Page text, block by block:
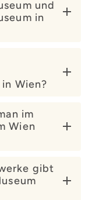
und
in
Wien?
im
Wien
gibt